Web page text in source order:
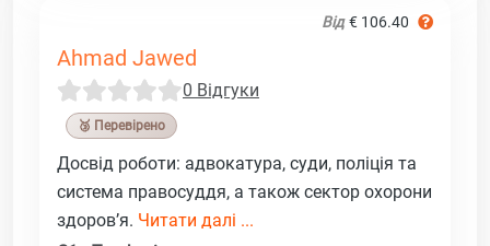
Від € 106.40
Ahmad Jawed
0 Відгуки
🥉 Перевірено
Досвід роботи: адвокатура, суди, поліція та
система правосуддя, а також сектор охорони
здоров’я. Читати далі ...